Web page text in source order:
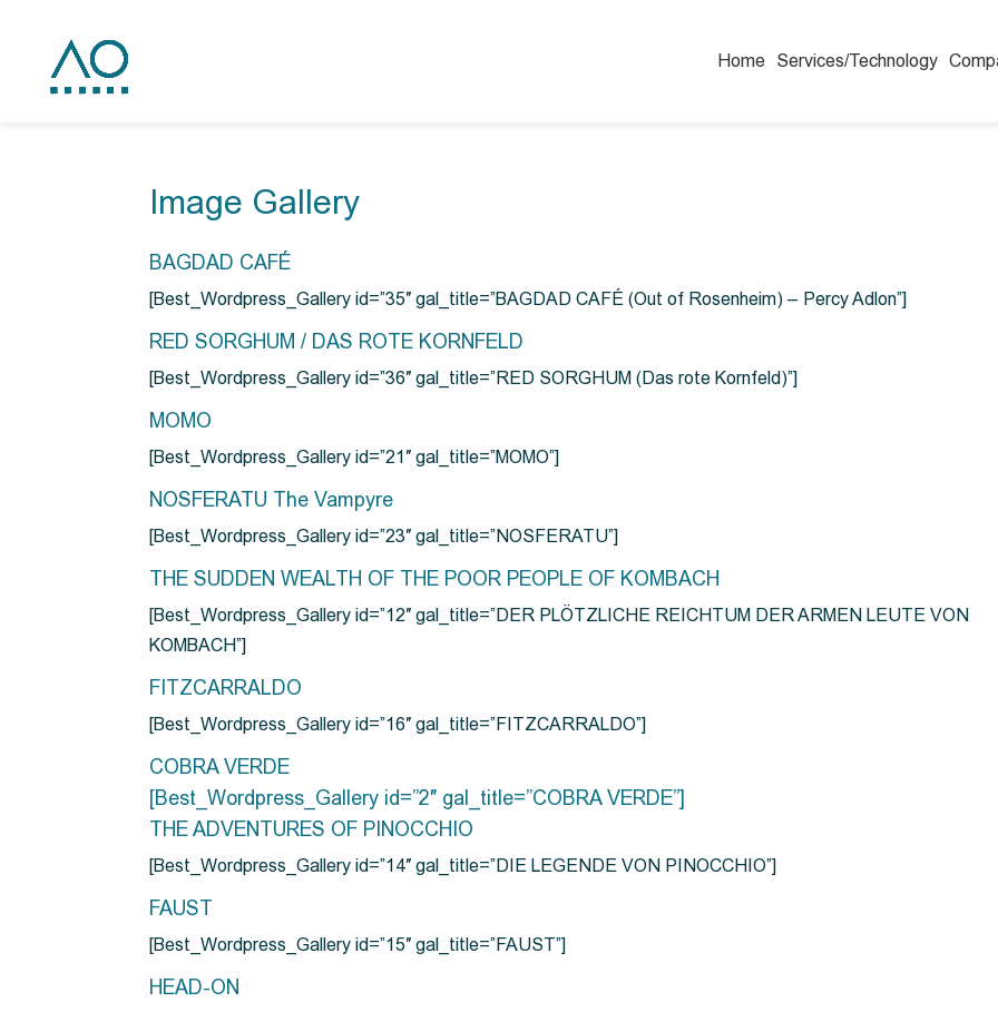
Home Services/Technology
Image Gallery
BAGDAD CAFÉ
[Best_Wordpress_Gallery id=”35″ gal_title=”BAGDAD CAFÉ (Out of Rosenheim) – Percy Adlon”]
RED SORGHUM / DAS ROTE KORNFELD
[Best_Wordpress_Gallery id=”36″ gal_title=”RED SORGHUM (Das rote Kornfeld)”]
MOMO
[Best_Wordpress_Gallery id=”21″ gal_title=”MOMO”]
NOSFERATU The Vampyre
[Best_Wordpress_Gallery id=”23″ gal_title=”NOSFERATU”]
THE SUDDEN WEALTH OF THE POOR PEOPLE OF KOMBACH
[Best_Wordpress_Gallery id=”12″ gal_title=”DER PLÖTZLICHE REICHTUM DER ARMEN LEUTE VON
KOMBACH”]
FITZCARRALDO
[Best_Wordpress_Gallery id=”16″ gal_title=”FITZCARRALDO”]
COBRA VERDE
[Best_Wordpress_Gallery id=”2″ gal_title=”COBRA VERDE”]
THE ADVENTURES OF PINOCCHIO
[Best_Wordpress_Gallery id=”14″ gal_title=”DIE LEGENDE VON PINOCCHIO”]
FAUST
[Best_Wordpress_Gallery id=”15″ gal_title=”FAUST”]
HEAD-ON